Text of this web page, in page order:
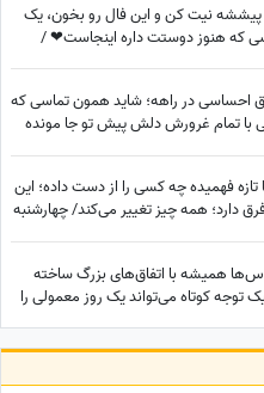
پیششه نیت کن و این فال رو بخون، یک
که هنوز دوستت داره اینجاست❤ /
احساسی در راهه؛ شاید همون تماسی که
تمام غرورش دلش پیش تو جا مونده
تازه فهمیده چه کسی را از دست داده؛ این
دارد؛ همه چیز تغییر می‌کند/ چهارشنبه
احساس‌ها همیشه با اتفاق‌های بزرگ ساخته
توجه کوتاه می‌تواند یک روز معمولی را